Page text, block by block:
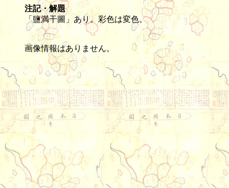
注記・解題
「鹽満干圖」あり。彩色は変色。
画像情報はありません。